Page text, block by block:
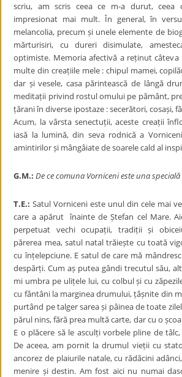
scriu, am scris ceea ce m-a durut,
impresionat mai mult. În general, în
melancolia, precum și unele elemente de
mărturisiri, cu dureri disimulate,
optimiste. Memoria afectivă a reținut câteva
multe din creațiile mele : chipul mamei,
dar și vesele, casa părintească de lângă
meditații privind rostul omului pe pământ,
țărani în diverse ipostaze : secerători, cosași,
Acum, la vârsta senectuții, aceste creații
iasă la lumină, din seva rodnică a
amintirilor și mângâiate de soarele cald al
G.M.:De ce comuna Vorniceni este una
T.E.:Satul Vorniceni este unul din cele mai
care a apărut înainte de Ștefan cel Mare.
perpetuat vechi ocupații, tradiții și
părerea mea, satul natal trăiește cu toată
cu înțelepciune. E satul de care mă
despărți. Cum aș putea gândi trecutul său,
mi umbra pe ulițele lui, cu colbul și cu
cu fântâni la marginea drumului, țâșnite din
purtând pe talger sarea și pâinea de toate
părul nins, fără prea multă carte, dar cu o
E o plăcere să le asculți vorbele pline de
De aceea, am pornit la drumul vieții cu
ancorez de plaiurile natale, cu rădăcini
menire și destin. Am fost aici nu numai